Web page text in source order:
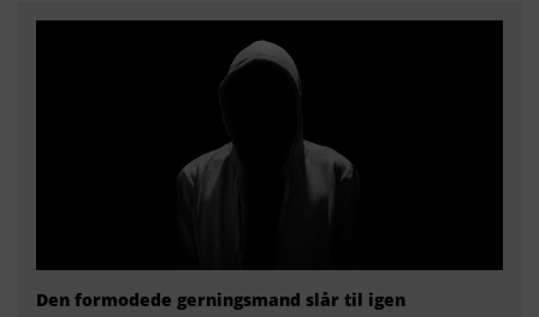
Den formodede gerningsmand slår til igen